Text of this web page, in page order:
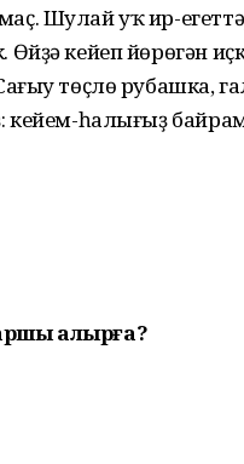
Шулай уҡ ир-
кейеп йөрөгән
төҫлө рубашка,
кейем-һалығыҙ
алырға?